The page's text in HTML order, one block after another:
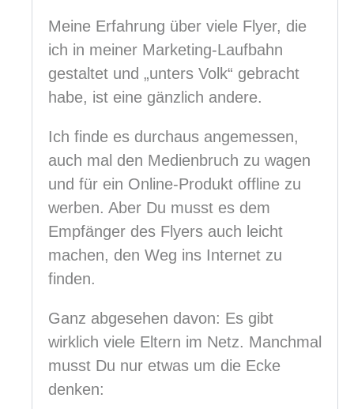
Meine Erfahrung über viele Flyer, die
ich in meiner Marketing-Laufbahn
gestaltet und „unters Volk“ gebracht
habe, ist eine gänzlich andere.
Ich finde es durchaus angemessen,
auch mal den Medienbruch zu wagen
und für ein Online-Produkt offline zu
werben. Aber Du musst es dem
Empfänger des Flyers auch leicht
machen, den Weg ins Internet zu
finden.
Ganz abgesehen davon: Es gibt
wirklich viele Eltern im Netz. Manchmal
musst Du nur etwas um die Ecke
denken: